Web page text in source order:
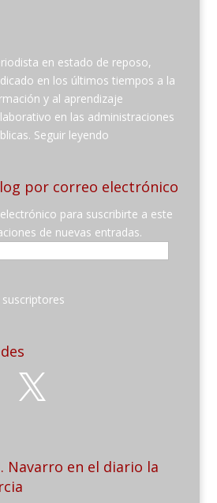
en estado de reposo,
en los últimos tiempos a la
y al aprendizaje
en las administraciones
Seguir leyendo
por correo electrónico
para suscribirte a este
de nuevas entradas.
Navarro en el diario la